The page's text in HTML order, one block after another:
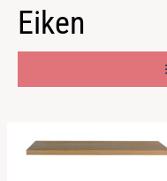
Eiken